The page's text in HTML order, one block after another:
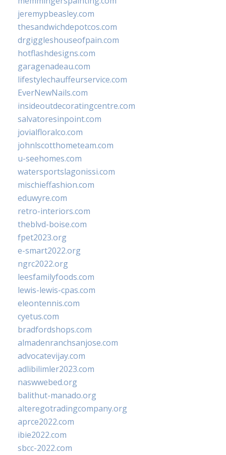
jeremypbeasley.com
thesandwichdepotcos.com
drgiggleshouseofpain.com
hotflashdesigns.com
garagenadeau.com
lifestylechauffeurservice.com
EverNewNails.com
insideoutdecoratingcentre.com
salvatoresinpoint.com
jovialfloralco.com
johnlscotthometeam.com
u-seehomes.com
watersportslagonissi.com
mischieffashion.com
eduwyre.com
retro-interiors.com
theblvd-boise.com
fpet2023.org
e-smart2022.org
ngrc2022.org
leesfamilyfoods.com
lewis-lewis-cpas.com
eleontennis.com
cyetus.com
bradfordshops.com
almadenranchsanjose.com
advocatevijay.com
adlibilimler2023.com
naswwebed.org
balithut-manado.org
alteregotradingcompany.org
aprce2022.com
ibie2022.com
sbcc-2022.com